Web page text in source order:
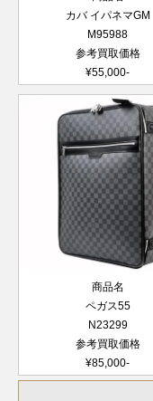
カバ イパネマGM
M95988
参考買取価格
¥55,000-
商品名
ペガス55
N23299
参考買取価格
¥85,000-